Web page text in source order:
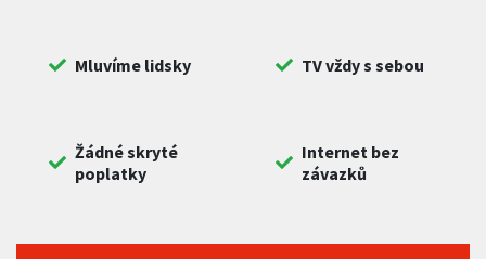
Mluvíme lidsky TV vždy s sebou
Žádné skryté
poplatky
Internet bez
závazků